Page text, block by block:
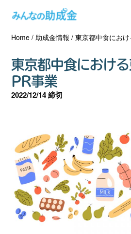
助成金を探す
士業の方へ
助成金コラム
ダウンロード
会員登録
ログイン
Home/ 助成金情報 / 東京都中食にお
東京都中食におけ
PR事業
2022/12/14 締切